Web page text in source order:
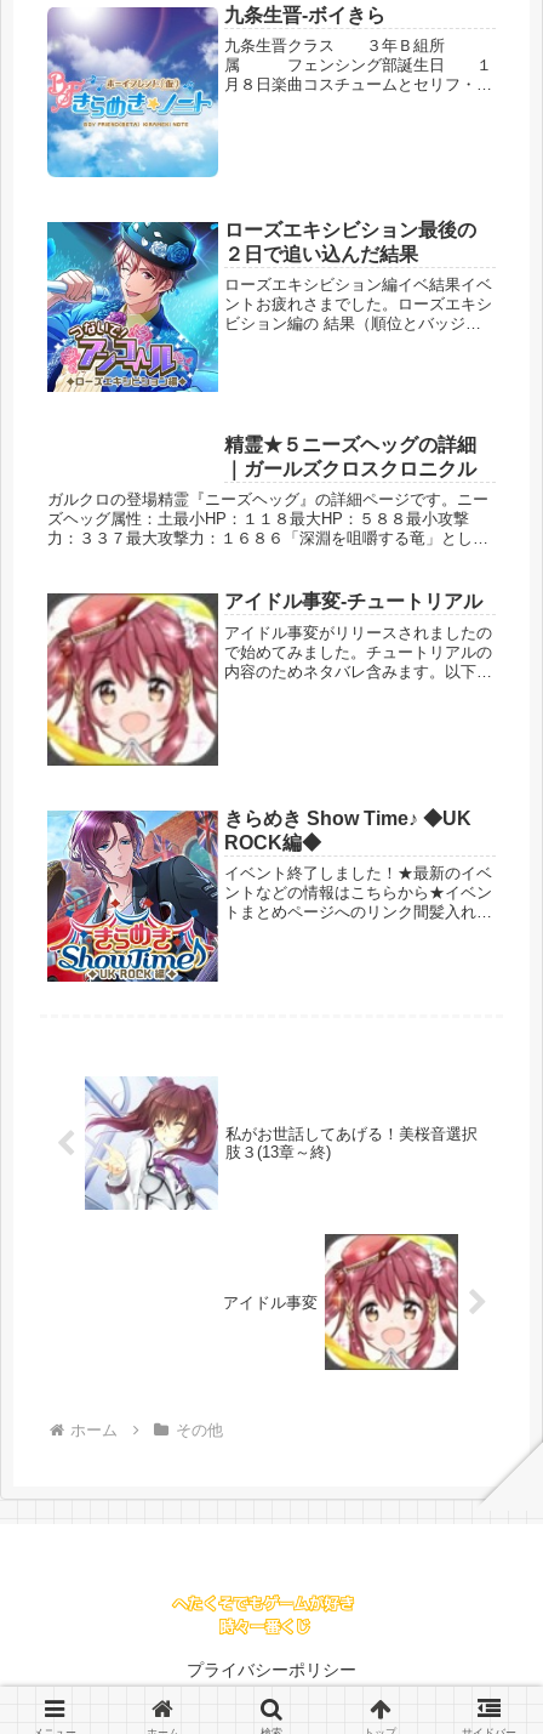
速…。大正ロマン編２日目前日のゲー
ム終了時の順位はこちらです。クリス
タ...
九条生晋-ボイきら
九条生晋クラス ３年Ｂ組所
属 フェンシング部誕生日 １
月８日楽曲コスチュームとセリフ・着
ローズエキシビション最後の
２日で追い込んだ結果
ローズエキシビション編イベ結果イベ
ントお疲れさまでした。ローズエキシ
ビション編の 結果（順位とバッジ）
精霊★５ニーズヘッグの詳細
｜ガールズクロスクロニクル
ガルクロの登場精霊『ニーズヘッグ』の詳細ページです。ニー
ズヘッグ属性：土最小HP：１１８最大HP：５８８最小攻撃
力：３３７最大攻撃力：１６８６「深淵を咀嚼する竜」として
アイドル事変-チュートリアル
アイドル事変がリリースされましたの
で始めてみました。チュートリアルの
内容のためネタバレ含みます。以下、
きらめき Show Time♪ ◆UK
ROCK編◆
イベント終了しました！★最新のイベ
ントなどの情報はこちらから★イベン
トまとめページへのリンク間髪入れず
私がお世話してあげる！美桜音選択
肢３(13章～終)
アイドル事変
ホーム その他
プライバシーポリシー
© 2016 .